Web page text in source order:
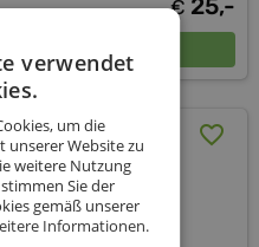
€ 25,-
zum
(inkl.
AT)
Eierteigwaren
verwendet
um die
unserer Website zu
weitere Nutzung
Sie der
gemäß unserer
Informationen.